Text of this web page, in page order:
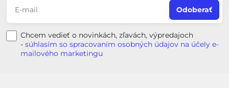
Odoberať
Chcem vedieť o novinkách, zľavách, výpredajoch
- súhlasím so spracovaním osobných údajov na účely e-
mailového marketingu